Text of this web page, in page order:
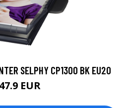
SELPHY CP1300 BK EU20
EUR